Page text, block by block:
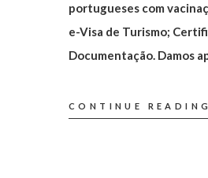
portugueses com
e-Visa de Turismo;
Documentação. Damos
CONTINUE READING